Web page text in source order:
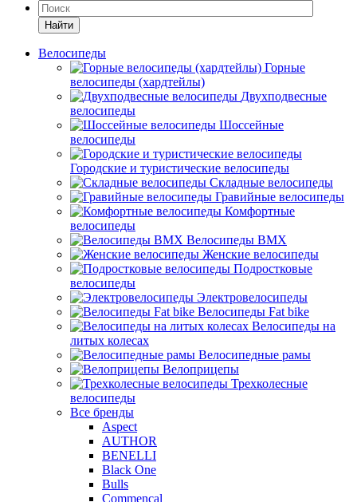
Найти
Велосипеды
Горные
велосипеды (хардтейлы)
Двухподвесные
велосипеды
Шоссейные
велосипеды
Городские и туристические велосипеды
Складные велосипеды
Гравийные велосипеды
Комфортные
велосипеды
Велосипеды BMX
Женские велосипеды
Подростковые
велосипеды
Электровелосипеды
Велосипеды Fat bike
Велосипеды на
литых колесах
Велосипедные рамы
Велоприцепы
Трехколесные
велосипеды
Все бренды
Aspect
AUTHOR
BENELLI
Black One
Bulls
Commencal